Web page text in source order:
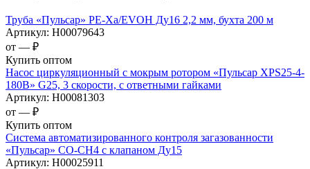
Труба «Пульсар» РЕ-Ха/EVOH Ду16 2,2 мм, бухта 200 м
Артикул: Н00079643
от — ₽
Купить оптом
Насос циркуляционный с мокрым ротором «Пульсар XPS25-4-
180В» G25, 3 скорости, с ответными гайками
Артикул: Н00081303
от — ₽
Купить оптом
Система автоматизированного контроля загазованности
«Пульсар» CO-CH4 c клапаном Ду15
Артикул: Н00025911